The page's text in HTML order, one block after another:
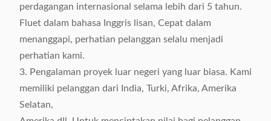
perdagangan internasional selama lebih dari 5 tahun.
Fluet dalam bahasa Inggris lisan, Cepat dalam
menanggapi, perhatian pelanggan selalu menjadi
perhatian kami.
3. Pengalaman proyek luar negeri yang luar biasa. Kami
memiliki pelanggan dari India, Turki, Afrika, Amerika
Selatan,